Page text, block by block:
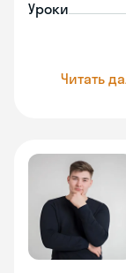
Уроки
Читать